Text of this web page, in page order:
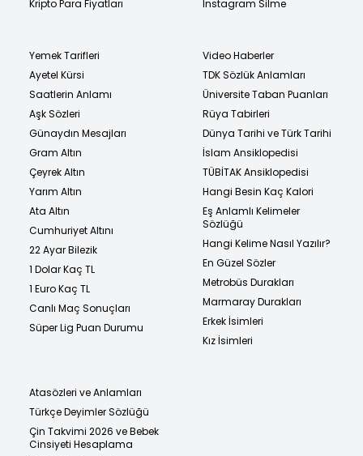
Kripto Para Fiyatları
Instagram Silme
Yemek Tarifleri
Ayetel Kürsi
Saatlerin Anlamı
Aşk Sözleri
Günaydın Mesajları
Gram Altın
Çeyrek Altın
Yarım Altın
Ata Altın
Cumhuriyet Altını
22 Ayar Bilezik
1 Dolar Kaç TL
1 Euro Kaç TL
Canlı Maç Sonuçları
Süper Lig Puan Durumu
Video Haberler
TDK Sözlük Anlamları
Üniversite Taban Puanları
Rüya Tabirleri
Dünya Tarihi ve Türk Tarihi
İslam Ansiklopedisi
TÜBİTAK Ansiklopedisi
Hangi Besin Kaç Kalori
Eş Anlamlı Kelimeler
Sözlüğü
Hangi Kelime Nasıl Yazılır?
En Güzel Sözler
Metrobüs Durakları
Marmaray Durakları
Erkek İsimleri
Kız İsimleri
Atasözleri ve Anlamları
Türkçe Deyimler Sözlüğü
Çin Takvimi 2026 ve Bebek
Cinsiyeti Hesaplama